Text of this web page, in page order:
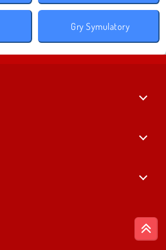
Gry Symulatory